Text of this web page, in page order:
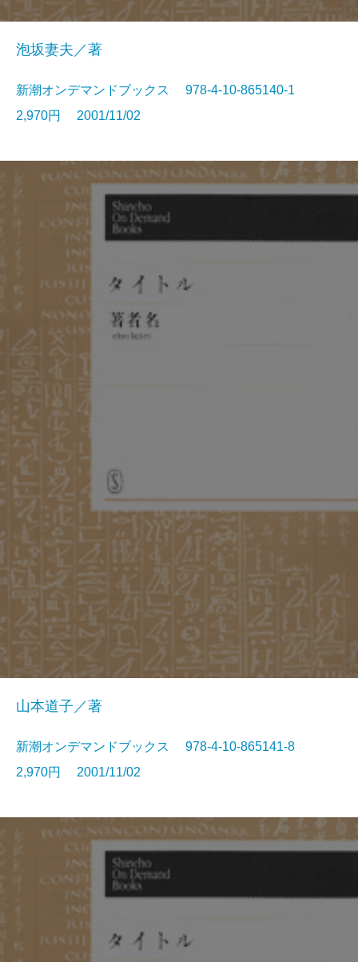
泡坂妻夫／著
新潮オンデマンドブックス 978-4-10-865140-1
2,970円 2001/11/02
山本道子／著
新潮オンデマンドブックス 978-4-10-865141-8
2,970円 2001/11/02